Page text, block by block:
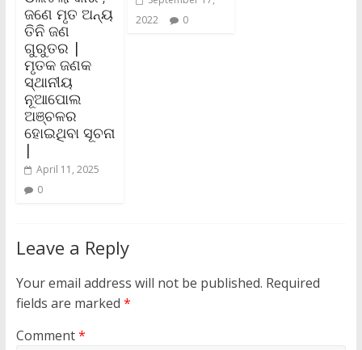
ଜଣେ ମୃତ ଅନ୍ୟ
ତିନି ଜଣ
ଗୁରୁତର |
ମୃତକ ଜଣକ
ସ୍ଥାନୀୟ
ନୂଆପୋଲ
ଅଞ୍ଚଳର
ହୋଇଥିବା ସୂଚନା
|
April 11, 2025
0
2022
0
Leave a Reply
Your email address will not be published. Required
fields are marked *
Comment*